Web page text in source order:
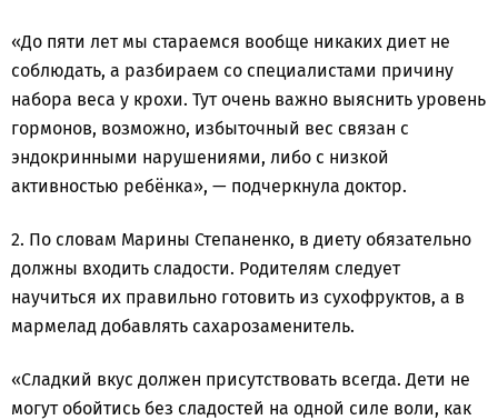
«До пяти лет мы стараемся вообще никаких диет не
соблюдать, а разбираем со специалистами причину
набора веса у крохи. Тут очень важно выяснить уровень
гормонов, возможно, избыточный вес связан с
эндокринными нарушениями, либо с низкой
активностью ребёнка», — подчеркнула доктор.
2. По словам Марины Степаненко, в диету обязательно
должны входить сладости. Родителям следует
научиться их правильно готовить из сухофруктов, а в
мармелад добавлять сахарозаменитель.
«Сладкий вкус должен присутствовать всегда. Дети не
могут обойтись без сладостей на одной силе воли, как